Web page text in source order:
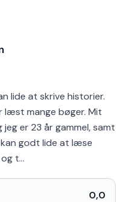
lide at skrive historier.
læst mange bøger. Mit
er 23 år gammel, samt
godt lide at læse
t…
0,0